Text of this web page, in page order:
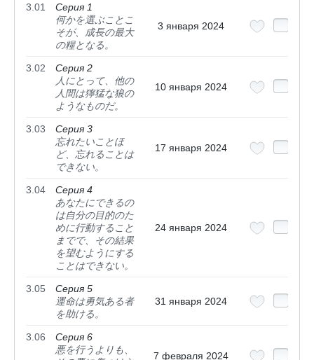
3.01
Серия 1
何かを選ぶことこ
そが、成長の最大
の糧となる。
3 января 2024
3.02
Серия 2
人にとって、他の
人間は獰猛な狼の
ようなものだ。
10 января 2024
3.03
Серия 3
忘れたいことほ
ど、忘れることは
できない。
17 января 2024
3.04
Серия 4
あなたにできるの
は自分の目的のた
めに行動すること
までで、その結果
を望むようにする
ことはできない。
24 января 2024
3.05
Серия 5
運命は勇気ある者
を助ける。
31 января 2024
3.06
Серия 6
悪を行うよりも、
7 февраля 2024